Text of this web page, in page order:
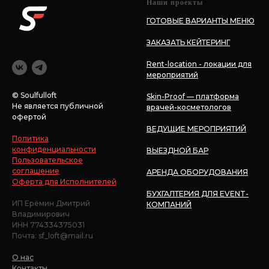
© Soulfulloft
Не является публичной
офертой
Политика
конфиденциальности
Пользовательское
соглашение
Оферта для Исполнителей
ИП Ерёмин Дмитрий
Владимирович
ИНН 774334375031
Почта: sf_loft@mail.ru
О нас
Наши проекты
ГОТОВЫЕ ВАРИАНТЫ МЕНЮ
ЗАКАЗАТЬ КЕЙТЕРИНГ
Rent-location - локации для
мероприятий
Skin-Proof — платформа
врачей-косметологов
ВЕДУЩИЕ МЕРОПРИЯТИЙ
ВЫЕЗДНОЙ БАР
АРЕНДА ОБОРУДОВАНИЯ
БУХГАЛТЕРИЯ ДЛЯ EVENT-
КОМПАНИЙ